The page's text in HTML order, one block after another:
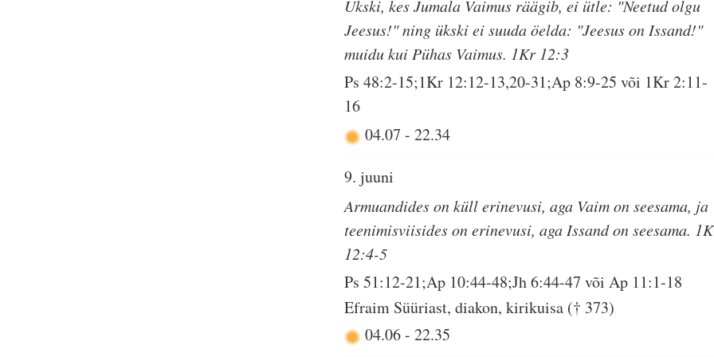
Ükski, kes Jumala Vaimus räägib, ei ütle: "Neetud olgu
Jeesus!" ning ükski ei suuda öelda: "Jeesus on Issand!"
muidu kui Pühas Vaimus. 1Kr 12:3
Ps 48:2-15;1Kr 12:12-13,20-31;Ap 8:9-25 või 1Kr 2:11-
16
04.07-22.34
9. juuni
Armuandides on küll erinevusi, aga Vaim on seesama, ja
teenimisviisides on erinevusi, aga Issand on seesama.
12:4-5
Ps 51:12-21;Ap 10:44-48;Jh 6:44-47 või Ap 11:1-18
Efraim Süüriast, diakon, kirikuisa († 373)
04.06-22.35